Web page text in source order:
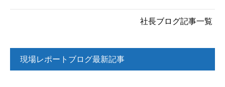
社長ブログ記事一覧
現場レポートブログ最新記事